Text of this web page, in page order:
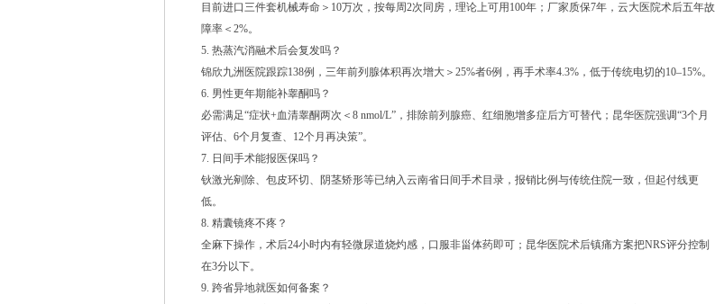
目前进口三件套机械寿命＞10万次，按每周2次同房，理论上可用100年；厂家质保7年，云大医院术后五年故
障率＜2%。
5. 热蒸汽消融术后会复发吗？
锦欣九洲医院跟踪138例，三年前列腺体积再次增大＞25%者6例，再手术率4.3%，低于传统电切的10–15%。
6. 男性更年期能补睾酮吗？
必需满足“症状+血清睾酮两次＜8 nmol/L”，排除前列腺癌、红细胞增多症后方可替代；昆华医院强调“3个月
评估、6个月复查、12个月再决策”。
7. 日间手术能报医保吗？
钬激光剜除、包皮环切、阴茎矫形等已纳入云南省日间手术目录，报销比例与传统住院一致，但起付线更
低。
8. 精囊镜疼不疼？
全麻下操作，术后24小时内有轻微尿道烧灼感，口服非甾体药即可；昆华医院术后镇痛方案把NRS评分控制
在3分以下。
9. 跨省异地就医如何备案？